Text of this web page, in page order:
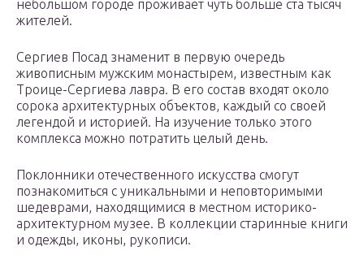
небольшом городе проживает чуть больше ста тысяч
жителей.
Сергиев Посад знаменит в первую очередь
живописным мужским монастырем, известным как
Троице-Сергиева лавра. В его состав входят около
сорока архитектурных объектов, каждый со своей
легендой и историей. На изучение только этого
комплекса можно потратить целый день.
Поклонники отечественного искусства смогут
познакомиться с уникальными и неповторимыми
шедеврами, находящимися в местном историко-
архитектурном музее. В коллекции старинные книги
и одежды, иконы, рукописи.